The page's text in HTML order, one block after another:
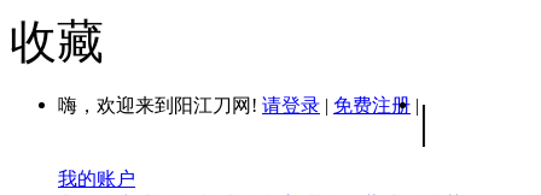
收藏
嗨，欢迎来到阳江刀网! 请登录 | 免费注册 | |
我的账户